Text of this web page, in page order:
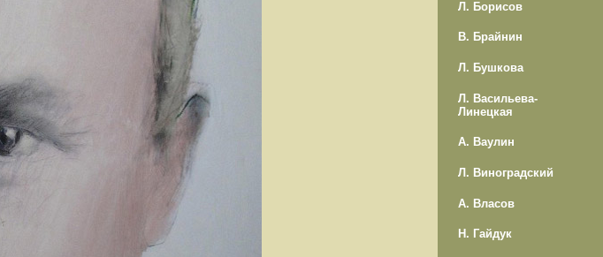
Л. Борисов
В. Брайнин
Л. Бушкова
Л. Васильева-
Линецкая
А. Ваулин
Л. Виноградский
А. Власов
Н. Гайдук